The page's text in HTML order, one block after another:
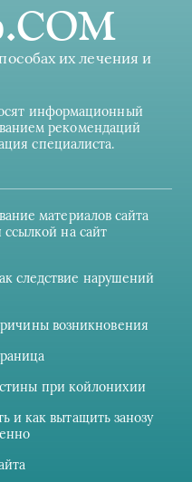
их лечения и
информационный
рекомендаций
специалиста.
материалов сайта
ссылкой на сайт
следствие нарушений
возникновения
при койлонихии
и как вытащить занозу